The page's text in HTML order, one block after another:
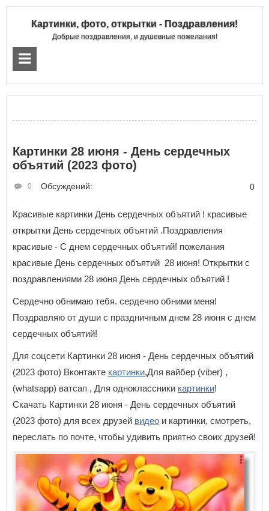
Картинки, фото, открытки - Поздравления!
Добрые поздравления, и душевные пожелания!
Картинки 28 июня - День сердечных
объятий (2023 фото)
Обсуждений:
0 0
Красивые картинки День сердечных объятий ! красивые
открытки День сердечных объятий .Поздравления
красивые - С днем сердечных объятий! пожелания
красивые День сердечных объятий 28 июня! Открытки с
поздравлениями 28 июня День сердечных объятий !
Сердечно обнимаю тебя. сердечно обними меня!
Поздравляю от души с праздничным днем 28 июня с днем
сердечных объятий!
Для соцсети Картинки 28 июня - День сердечных объятий
(2023 фото) Вконтакте картинки,Для вайбер (viber) ,
(whatsapp) ватсап , Для одноклассники картинки!
Скачать Картинки 28 июня - День сердечных объятий
(2023 фото) для всех друзей видео и картинки, смотреть,
переслать по почте, чтобы удивить приятно своих друзей!